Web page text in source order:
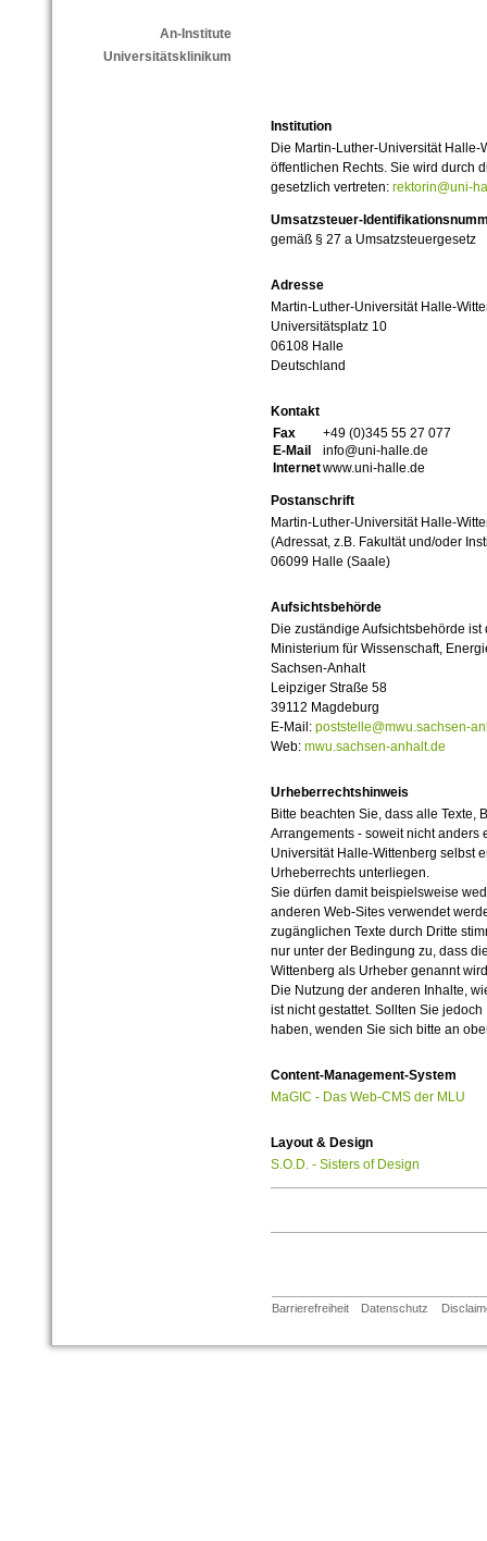
An-Institute
Universitätsklinikum
Institution
Die Martin-Luther-Universität
öffentlichen Rechts. Sie wird durch
gesetzlich vertreten: rektorin@uni-
Umsatzsteuer-
gemäß § 27 a Umsatzsteuergesetz
Adresse
Martin-Luther-Universität Halle-
Universitätsplatz 10
06108 Halle
Deutschland
Kontakt
Fax
+49 (0)345 55 27 077
E-Mail
info@uni-halle.de
Internetwww.uni-halle.de
Postanschrift
Martin-Luther-Universität Halle-
(Adressat, z.B. Fakultät und/oder
06099 Halle (Saale)
Aufsichtsbehörde
Die zuständige Aufsichtsbehörde ist
Ministerium für Wissenschaft,
Sachsen-Anhalt
Leipziger Straße 58
39112 Magdeburg
E-Mail: poststelle@mwu.sachsen-
Web: mwu.sachsen-anhalt.de
Urheberrechtshinweis
Bitte beachten Sie, dass alle Texte,
Arrangements - soweit nicht anders
Universität Halle-Wittenberg selbst
Urheberrechts unterliegen.
Sie dürfen damit beispielsweise
anderen Web-Sites verwendet
zugänglichen Texte durch Dritte
nur unter der Bedingung zu, dass
Wittenberg als Urheber genannt
Die Nutzung der anderen Inhalte,
ist nicht gestattet. Sollten Sie
haben, wenden Sie sich bitte an
Content-Management-System
MaGIC - Das Web-CMS der MLU
Layout & Design
S.O.D. - Sisters of Design
Barrierefreiheit Datenschutz